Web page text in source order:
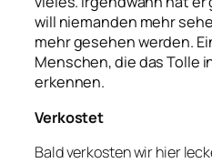
will niemanden mehr
mehr gesehen werden.
Menschen, die das Tolle
erkennen.
Verkostet
Bald verkosten wir hier